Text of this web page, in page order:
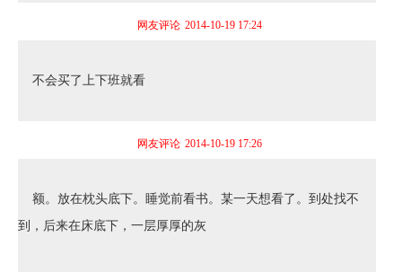
网友评论 2014-10-19 17:24
不会买了上下班就看
网友评论 2014-10-19 17:26
额。放在枕头底下。睡觉前看书。某一天想看了。到处找不
到，后来在床底下，一层厚厚的灰